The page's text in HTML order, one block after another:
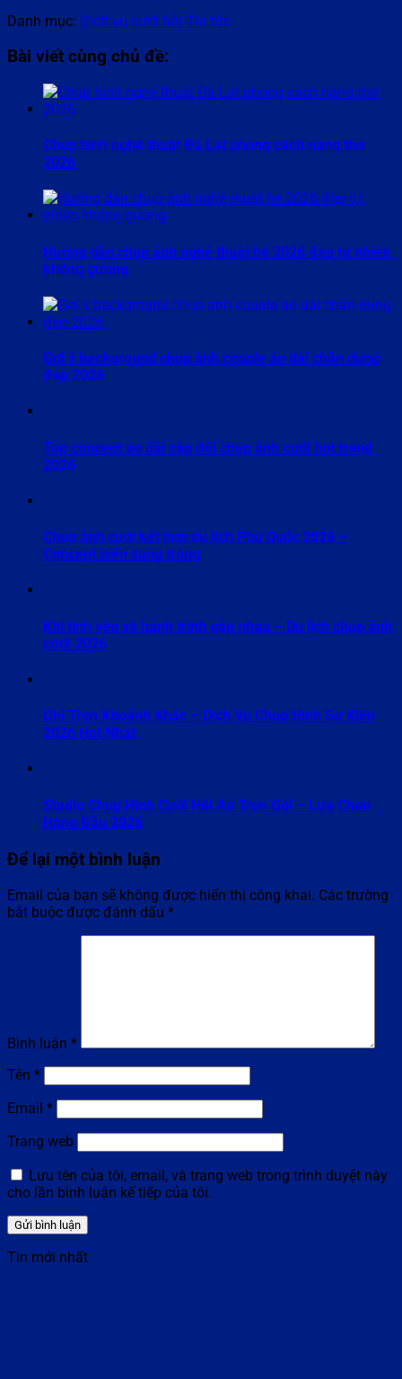
Danh mục: Dịch vụ cưới hỏi Tin tức
Bài viết cùng chủ đề:
Chụp hình nghệ thuật Đà Lạt phong cách nàng thơ
2026
Hướng dẫn chụp ảnh nghệ thuật hè 2026 đẹp tự nhiên
không gượng
Gợi ý background chụp ảnh couple áo dài chân dung
đẹp 2026
Top concept áo dài cặp đôi chụp ảnh cưới hot trend
2026
Chụp ảnh cưới kết hợp du lịch Phú Quốc 2026 –
Concept biển sang trọng
Khi tình yêu và hành trình gặp nhau – Du lịch chụp ảnh
cưới 2026
Ghi Trọn Khoảnh Khắc – Dịch Vụ Chụp Hình Sự Kiện
2026 Hot Nhất
Studio Chụp Hình Cưới Hội An Trọn Gói – Lựa Chọn
Hàng Đầu 2026
Để lại một bình luận
Email của bạn sẽ không được hiển thị công khai. Các trường
bắt buộc được đánh dấu *
Bình luận *
Tên *
Email *
Trang web
Lưu tên của tôi, email, và trang web trong trình duyệt này
cho lần bình luận kế tiếp của tôi.
Tin mới nhất